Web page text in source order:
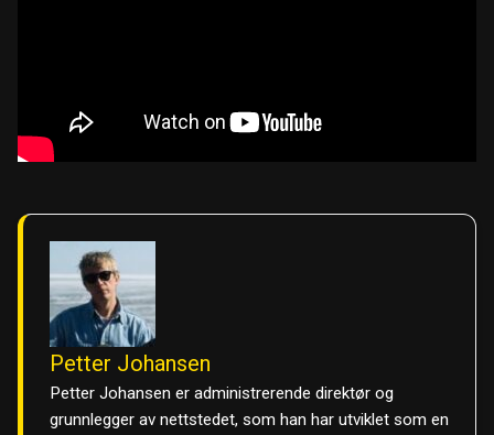
Petter Johansen
Petter Johansen er administrerende direktør og
grunnlegger av nettstedet, som han har utviklet som en